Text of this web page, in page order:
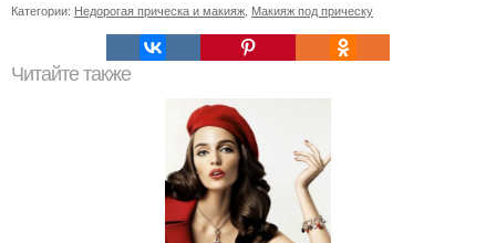
Категории: Недорогая прическа и макияж Макияж под прическу
Читайте также